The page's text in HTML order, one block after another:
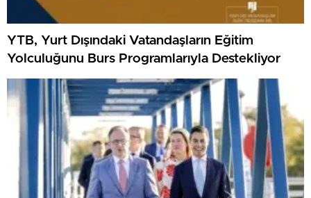
YTB, Yurt Dışındaki Vatandaşların Eğitim
Yolculuğunu Burs Programlarıyla Destekliyor